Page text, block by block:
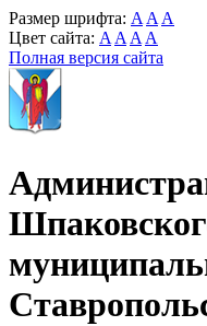
Размер шрифта: A A A
Цвет сайта: A A A A
Полная версия сайта